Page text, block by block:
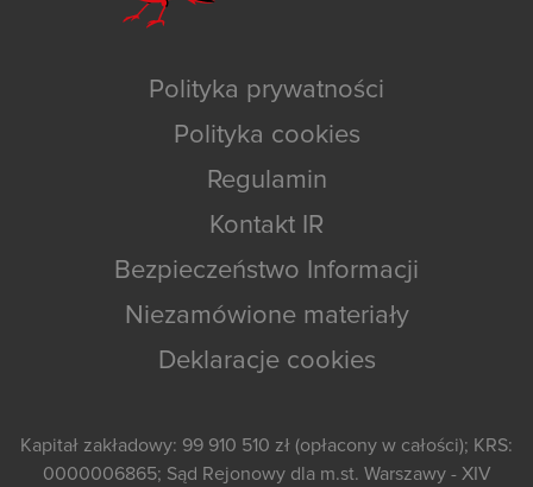
Polityka prywatności
Polityka cookies
Regulamin
Kontakt IR
Bezpieczeństwo Informacji
Niezamówione materiały
Deklaracje cookies
Kapitał zakładowy: 99 910 510 zł (opłacony w całości); KRS:
0000006865; Sąd Rejonowy dla m.st. Warszawy - XIV